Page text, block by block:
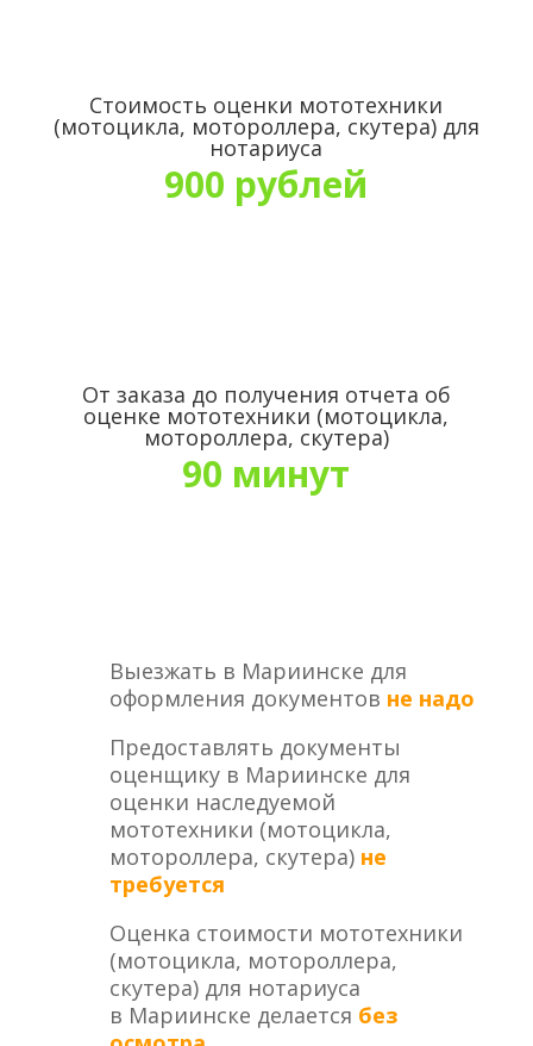
Стоимость оценки мототехники
(мотоцикла, мотороллера, скутера) для
нотариуса
900 рублей
От заказа до получения отчета об
оценке мототехники (мотоцикла,
мотороллера, скутера)
90 минут
Выезжать в Мариинске для
оформления документов не надо
Предоставлять документы
оценщику в Мариинске для
оценки наследуемой
мототехники (мотоцикла,
мотороллера, скутера) не
требуется
Оценка стоимости мототехники
(мотоцикла, мотороллера,
скутера) для нотариуса
в Мариинске делается без